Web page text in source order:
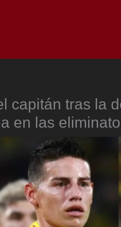
capitán tras la
en las